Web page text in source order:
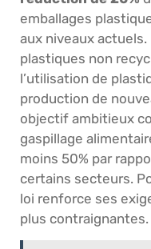
emballages
aux niveaux
plastiques non
l’utilisation de
production de
objectif ambitieux
gaspillage
moins 50% par
certains secteurs.
loi renforce ses
plus contraignantes.